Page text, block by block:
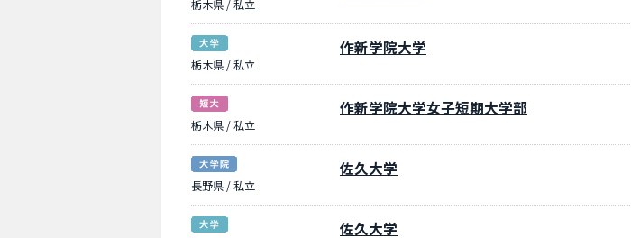
栃木県 / 私立
栃木県 / 私立
作新学院大学
栃木県 / 私立
作新学院大学女子短期大学部
長野県 / 私立
佐久大学
佐久大学